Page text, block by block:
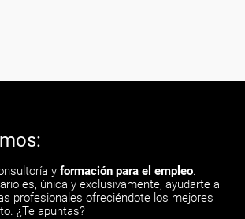
y formación para el empleo.
es, única y exclusivamente, ayudarte a
profesionales ofreciéndote los mejores
¿Te apuntas?